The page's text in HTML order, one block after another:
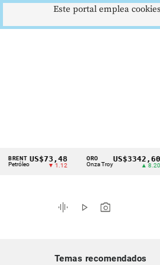
Cintillo
indicadores
económicos
US$73,48
▼ 1.12
ORO
Onza Troy
US$3342,60
graphic_eq play_arrow photo_camera
Temas recomendados
Este portal emplea